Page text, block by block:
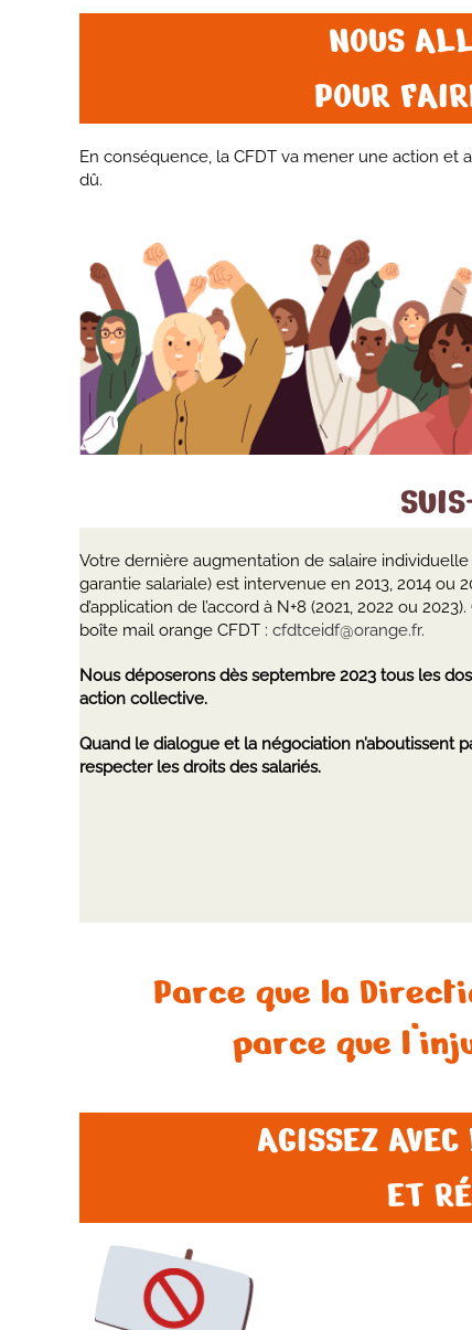
NOUS
POUR
En conséquence, la CFDT va mener une action et
dû.
Votre dernière augmentation de salaire
garantie salariale) est intervenue en 2013, 2014 ou
d’application de l’accord à N+8 (2021, 2022 ou
boîte mail orange CFDT : cfdtceidf@orange.fr.
Nous déposerons dès septembre 2023 tous les
action collective.
Quand le dialogue et la négociation n’aboutissent
respecter les droits des salariés.
Parce que la
parce que
AGISSEZ
ET